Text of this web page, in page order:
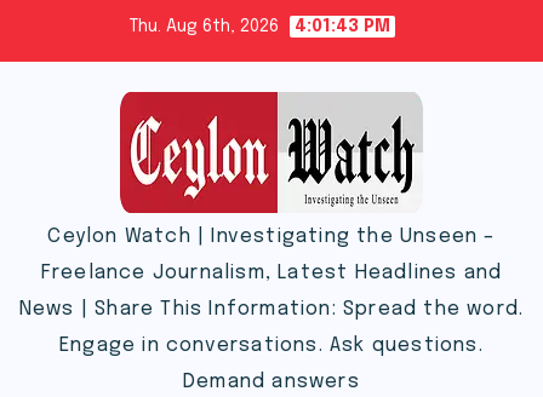
Thu. Aug 6th, 2026 4:01:44 PM
Ceylon Watch | Investigating the Unseen –
Freelance Journalism, Latest Headlines and
News | Share This Information: Spread the word.
Engage in conversations. Ask questions.
Demand answers